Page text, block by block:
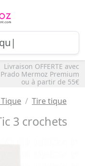
Livraison OFFERTE avec
Prado Mermoz Premium
ou à partir de 55€
Tire tique
3 crochets